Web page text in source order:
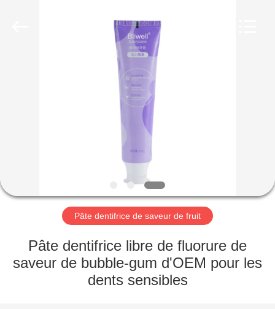
AU
SUJET
NOUS
Pâte dentifrice de saveur de fruit
Pâte dentifrice libre de fluorure de
saveur de bubble-gum d'OEM pour les
dents sensibles